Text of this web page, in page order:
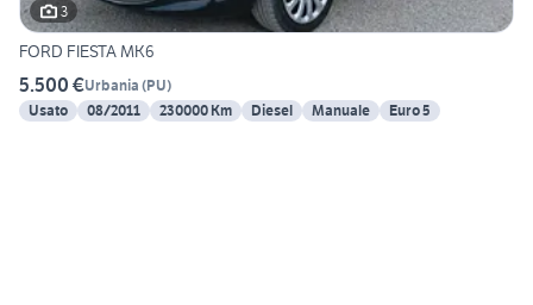
3
FORD FIESTA MK6
5.500 €Urbania (PU)
Usato
08/2011 230000 Km Diesel Manuale Euro 5